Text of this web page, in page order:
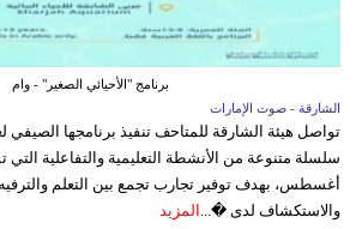
برنامج "الأحيائي الصغير" - وام
الشارقة - صوت الإمارات
سلسلة متنوعة من الأنشطة التعليمية والتفاعلية
أغسطس، بهدف توفير تجارب تجمع بين التعلم والترفيه،
والاستكشاف لدى �... المزيد